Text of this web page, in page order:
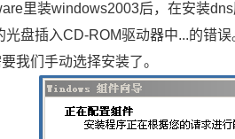
里装windows2003后，在安装
光盘插入CD-ROM驱动器中...的错
我们手动选择安装了。